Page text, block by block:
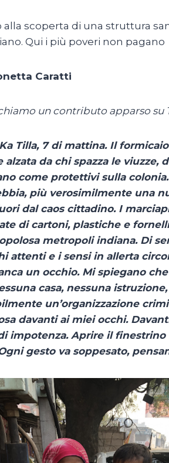
alla scoperta di una struttura
Qui i più poveri non pagano
Caratti
un contributo apparso su
Tilla, 7 di mattina. Il
alzata da chi spazza le
come protettivi sulla
più verosimilmente una
dal caos cittadino. I
di cartoni, plastiche e
metropoli indiana. Di
attenti e i sensi in allerta
un occhio. Mi spiegano
casa, nessuna
un’organizzazione
davanti ai miei occhi.
impotenza. Aprire il
gesto va soppesato,